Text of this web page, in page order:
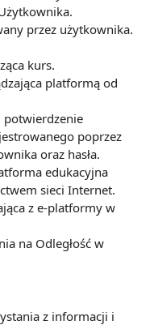
przez użytkownika.
kurs.
platformą od
potwierdzenie
poprzez
oraz hasła.
edukacyjna
sieci Internet.
z e-platformy w
na Odległość w
z informacji i